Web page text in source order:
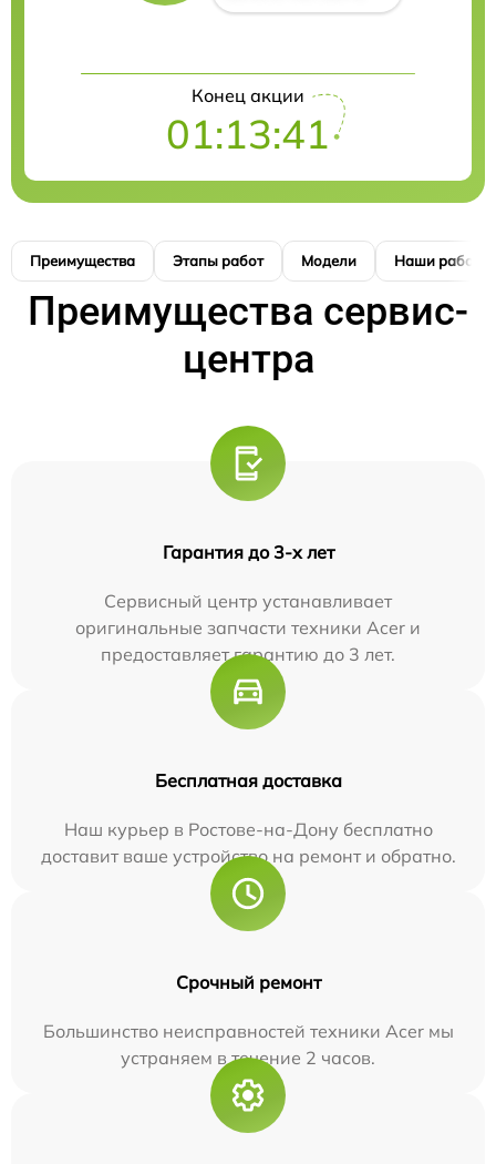
Конец акции
01:13:41
Преимущества Этапы работ Модели Наши работы
Преимущества сервис-
центра
Гарантия до 3-х лет
Сервисный центр устанавливает
оригинальные запчасти техники Acer и
предоставляет гарантию до 3 лет.
Бесплатная доставка
Наш курьер в Ростове-на-Дону бесплатно
доставит ваше устройство на ремонт и обратно.
Срочный ремонт
Большинство неисправностей техники Acer мы
устраняем в течение 2 часов.